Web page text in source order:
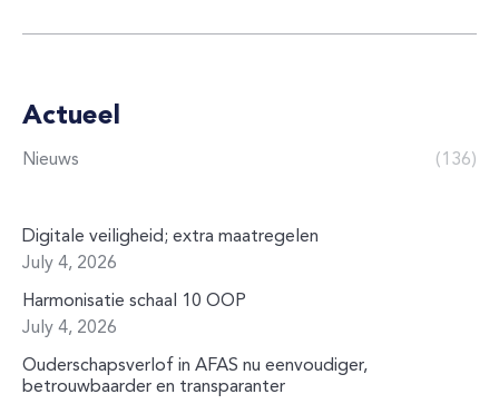
Actueel
Nieuws (136)
Digitale veiligheid; extra maatregelen
July 4, 2026
Harmonisatie schaal 10 OOP
July 4, 2026
Ouderschapsverlof in AFAS nu eenvoudiger,
betrouwbaarder en transparanter